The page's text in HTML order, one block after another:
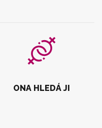
ONA HLEDÁ JI